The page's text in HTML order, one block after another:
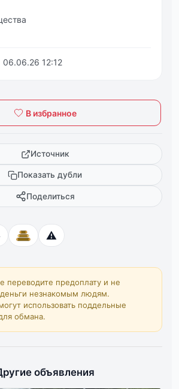
06.06.26 12:12
В избранное
Источник
Показать дубли
Поделиться
⚠️
переводите предоплату и не
деньги незнакомым людям.
использовать поддельные
обмана.
объявления